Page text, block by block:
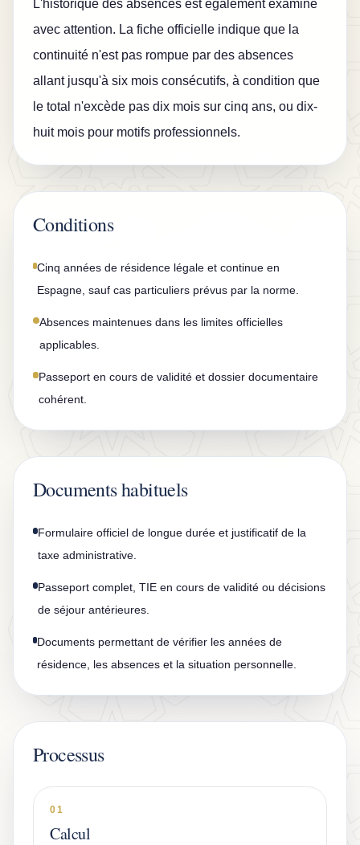
g
C
o
n
t
L'historique des absences est également examiné
avec attention. La fiche officielle indique que la
continuité n'est pas rompue par des absences
allant jusqu'à six mois consécutifs, à condition que
le total n'excède pas dix mois sur cinq ans, ou dix-
huit mois pour motifs professionnels.
Conditions
Cinq années de résidence légale et continue en
Espagne, sauf cas particuliers prévus par la norme.
Absences maintenues dans les limites officielles
applicables.
Passeport en cours de validité et dossier documentaire
cohérent.
Documents habituels
Formulaire officiel de longue durée et justificatif de la
taxe administrative.
Passeport complet, TIE en cours de validité ou décisions
de séjour antérieures.
Documents permettant de vérifier les années de
résidence, les absences et la situation personnelle.
Processus
01
Calcul